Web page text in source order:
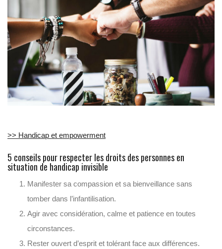
>> Handicap et empowerment
5 conseils pour respecter les droits des personnes en
situation de handicap invisible
Manifester sa compassion et sa bienveillance sans
tomber dans l’infantilisation.
Agir avec considération, calme et patience en toutes
circonstances.
Rester ouvert d’esprit et tolérant face aux différences.